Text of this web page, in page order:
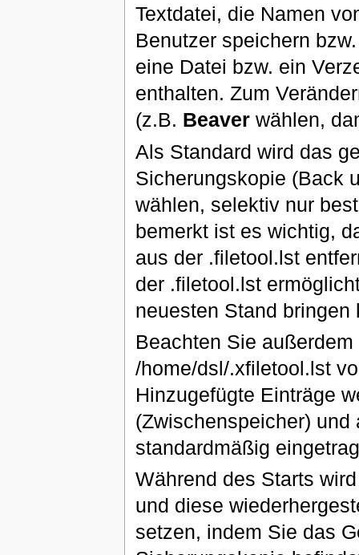
Textdatei, die Namen
Benutzer speichern
eine Datei bzw. ein
enthalten. Zum
(z.B. Beaverwählen,
Als Standard wird das
Sicherungskopie (Back
wählen, selektiv nur
bemerkt ist es wichtig,
aus der .filetool.lst
der .filetool.lst
neuesten Stand bringen
Beachten Sie
/home/dsl/.xfiletool.lst
Hinzugefügte Einträge
(Zwischenspeicher)
standardmäßig
Während des Starts
und diese
setzen, indem Sie das